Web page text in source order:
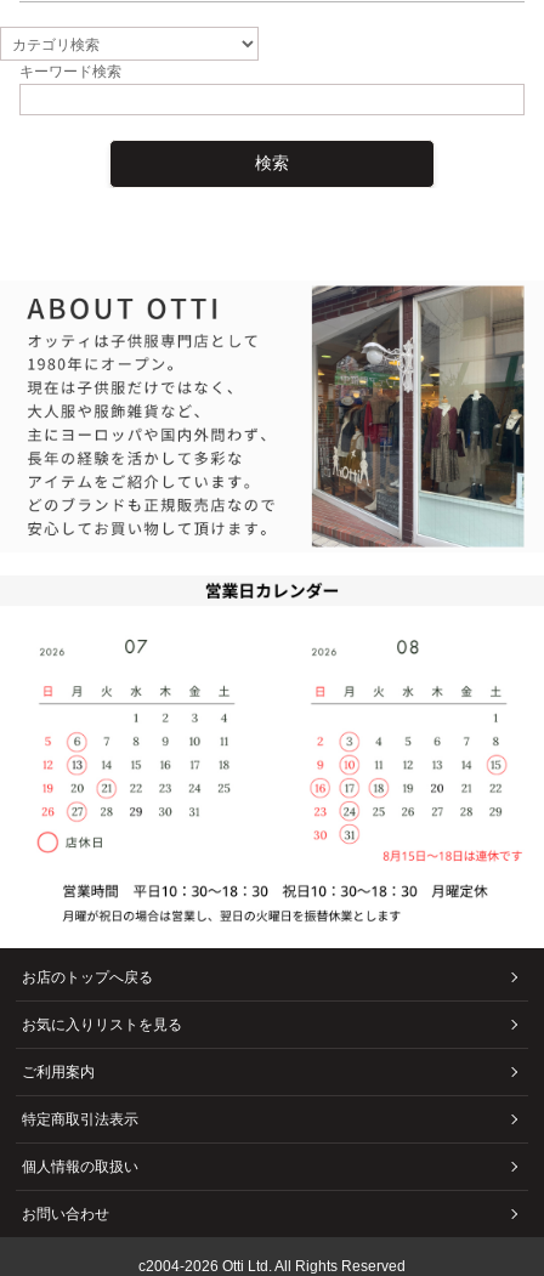
キーワード検索
お店のトップへ戻る
お気に入りリストを見る
ご利用案内
特定商取引法表示
個人情報の取扱い
お問い合わせ
c2004-2026 Otti Ltd. All Rights Reserved